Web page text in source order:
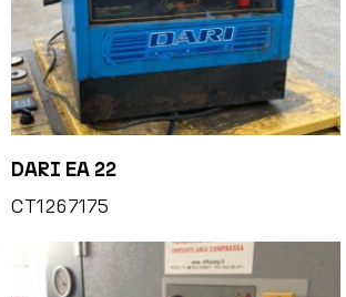
DARI EA 22
CT1267175